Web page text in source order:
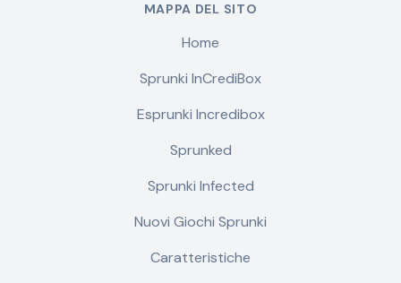
MAPPA DEL SITO
Home
Sprunki InCrediBox
Esprunki Incredibox
Sprunked
Sprunki Infected
Nuovi Giochi Sprunki
Caratteristiche